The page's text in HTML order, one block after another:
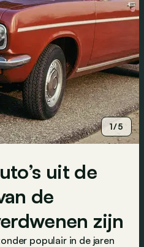
1/5
uit de
de
zijn
populair in de jaren